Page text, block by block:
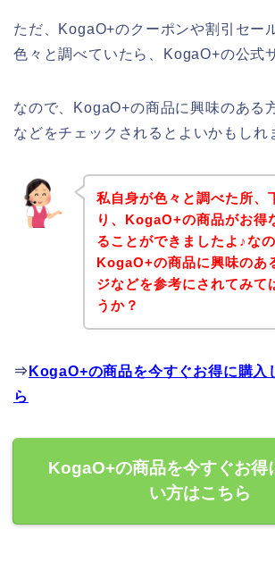
ただ、KogaO+のクーポンや割引セー
色々と調べていたら、KogaO+の公式
なので、KogaO+の商品に興味のある
などをチェックされるとよいかもしれ
私自身が色々と調べた所、
り、KogaO+の商品がお得
ることができましたよ♪なの
KogaO+の商品に興味のあ
ジなどを参考にされてみて
うか？
⇒ KogaO+の商品を今すぐお得に購入
ら
KogaO+の商品を今すぐお得
い方はこちら